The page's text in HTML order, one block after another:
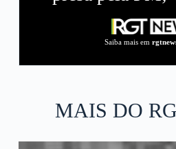
Saiba mais em
MAIS DO